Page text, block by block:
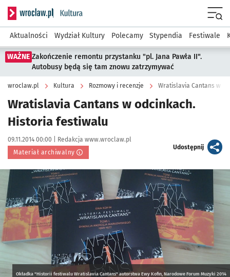
Serwis informacyjny wroclaw.pl podserwis: Kultura
Aktualności Wydział Kultury Polecamy Stypendia Festiwale
WAŻNE Zakończenie remontu przystanku "pl. Jana Pawła II".
Autobusy będą się tam znowu zatrzymywać
wroclaw.pl Kultura Rozmowy i recenzje Wratislavia Cantans w
Wratislavia Cantans w odcinkach.
Historia festiwalu
Data publikacji:
09.11.2014 00:00 | Autor:
Redakcja www.wroclaw.pl
Materiał archiwalny
Udostępnijartykuł
Kliknij, aby powiększyć
Okładka "Historii festiwalu Wratislavia Cantans" autorstwa Ewy Kofin, Narodowe Forum Muzyki 2014